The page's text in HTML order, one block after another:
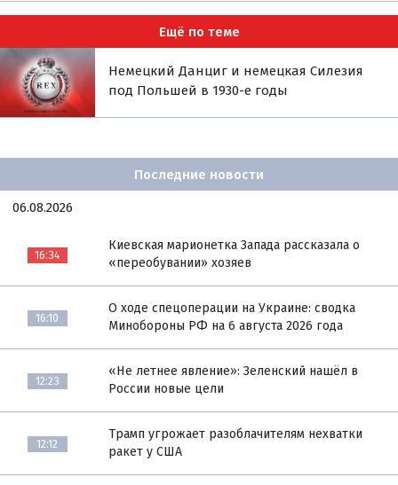
Ещё по теме
Немецкий Данциг и немецкая Силезия
под Польшей в 1930-е годы
Последние новости
06.08.2026
16:34
Киевская марионетка Запада рассказала о
«переобувании» хозяев
16:10
О ходе спецоперации на Украине: сводка
Минобороны РФ на 6 августа 2026 года
12:23
«Не летнее явление»: Зеленский нашёл в
России новые цели
12:12
Трамп угрожает разоблачителям нехватки
ракет у США